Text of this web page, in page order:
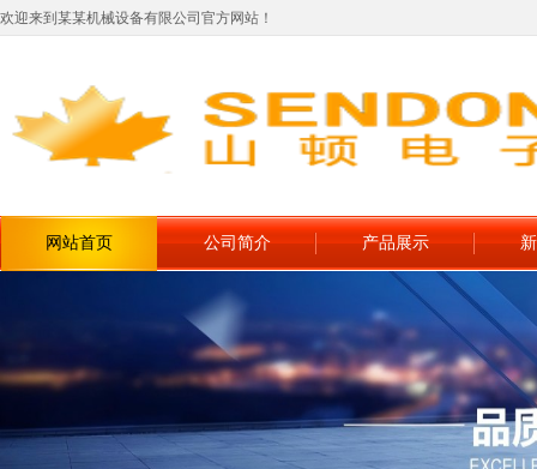
欢迎来到某某机械设备有限公司官方网站！
网站首页 公司简介 产品展示